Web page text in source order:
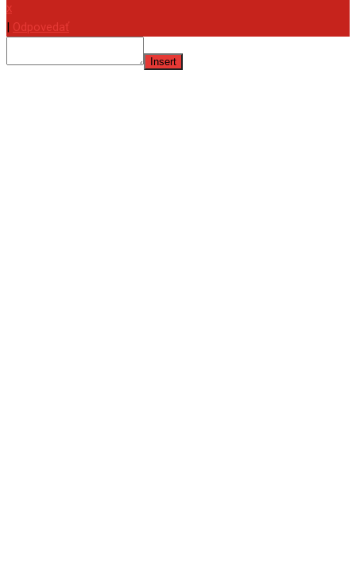
x
| Odpovedať
Insert